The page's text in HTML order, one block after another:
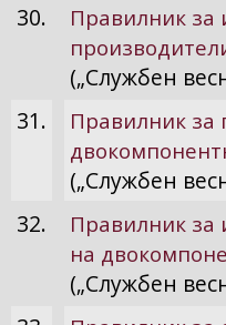
30.
Правилник за
(„Службен
31.
Правилник за
(„Службен
32.
Правилник за
на
(„Службен